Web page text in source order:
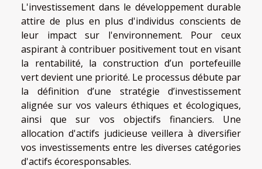
L'investissement dans le développement durable
attire de plus en plus d'individus conscients de
leur impact sur l'environnement. Pour ceux
aspirant à contribuer positivement tout en visant
la rentabilité, la construction d’un portefeuille
vert devient une priorité. Le processus débute par
la définition d’une stratégie d’investissement
alignée sur vos valeurs éthiques et écologiques,
ainsi que sur vos objectifs financiers. Une
allocation d'actifs judicieuse veillera à diversifier
vos investissements entre les diverses catégories
d'actifs écoresponsables.